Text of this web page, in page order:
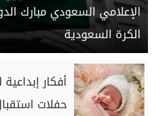
الإعلامي السعودي مبارك
الكرة السعودية
أفكار
حفلات